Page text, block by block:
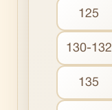
125
130-132
135